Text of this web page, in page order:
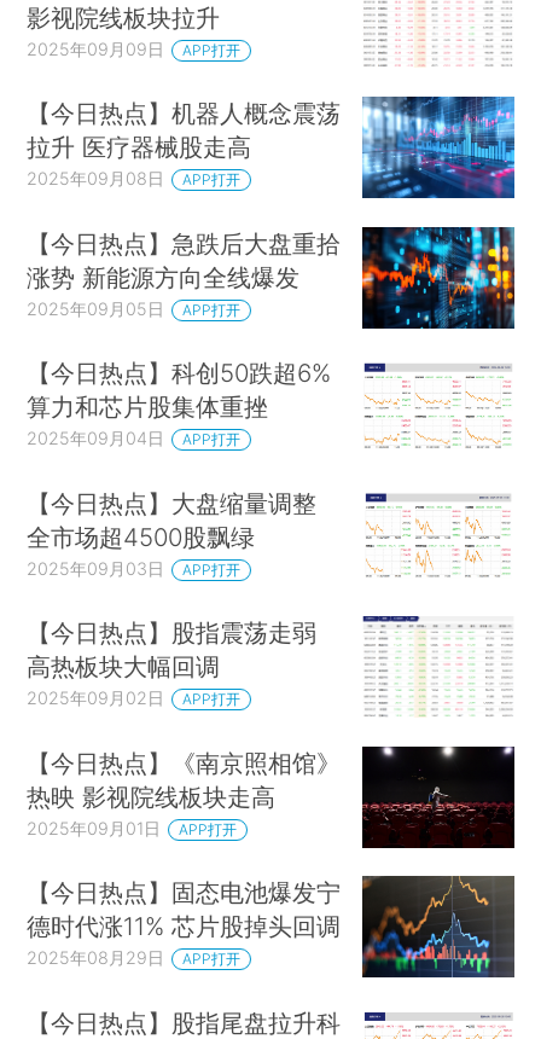
影视院线板块拉升
2025年09月09日 APP打开
【今日热点】机器人概念震荡
拉升 医疗器械股走高
2025年09月08日 APP打开
【今日热点】急跌后大盘重拾
涨势 新能源方向全线爆发
2025年09月05日 APP打开
【今日热点】科创50跌超6%
算力和芯片股集体重挫
2025年09月04日 APP打开
【今日热点】大盘缩量调整
全市场超4500股飘绿
2025年09月03日 APP打开
【今日热点】股指震荡走弱
高热板块大幅回调
2025年09月02日 APP打开
【今日热点】《南京照相馆》
热映 影视院线板块走高
2025年09月01日 APP打开
【今日热点】固态电池爆发宁
德时代涨11% 芯片股掉头回调
2025年08月29日 APP打开
【今日热点】股指尾盘拉升科